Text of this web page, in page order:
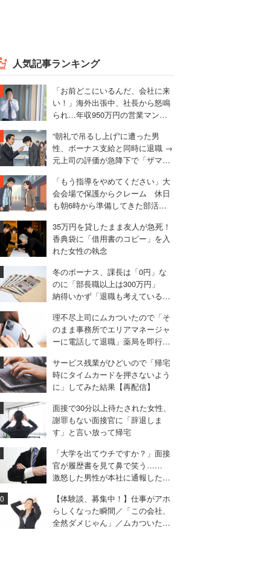
人気記事ランキング
「お前どこにいるんだ、会社に来
い！」海外出張中、社長から怒鳴
られ…年収950万円の営業マンが
“朝礼で吊るし上げ”に遭った男
性、ボーナス支給と同時に退職 →
元上司の評価が急降下で「ザマア
「もう指導をやめてください」大
会会場で保護からクレーム 休日
も朝6時から準備してきた部活動
35万円を貸したまま友人が急死！
香典袋に「借用書のコピー」を入
れた女性の執念
冬のボーナス、課長は「0円」な
のに「部長職以上は300万円」
納得いかず「退職も考えている」
理不尽上司にムカついたので「そ
のまま事務所でエリアマネージャ
ーに電話して退職」薬局を即行で
サービス残業がひどいので「帰宅
時にタイムカードを押さないよう
に」してみた結果【再配信】
面接で30分以上待たされた女性、
謝罪もない面接官に「辞退しま
す」と言い放って帰宅
「大学を出てウチですか？」面接
官が履歴書を見て鼻で笑う……
激怒した男性が本社に通報した結
【体験談、募集中！】仕事がアホ
らしくなった瞬間／「この会社、
全然ダメじゃん」／ムカついた面